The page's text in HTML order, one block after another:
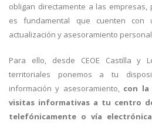
obligan directamente a las
es fundamental que cuenten con
actualización y asesoramiento
Para ello, desde CEOE Castilla y
territoriales ponemos a tu
información y asesoramiento, con la
visitas informativas a tu centro
telefónicamente o vía